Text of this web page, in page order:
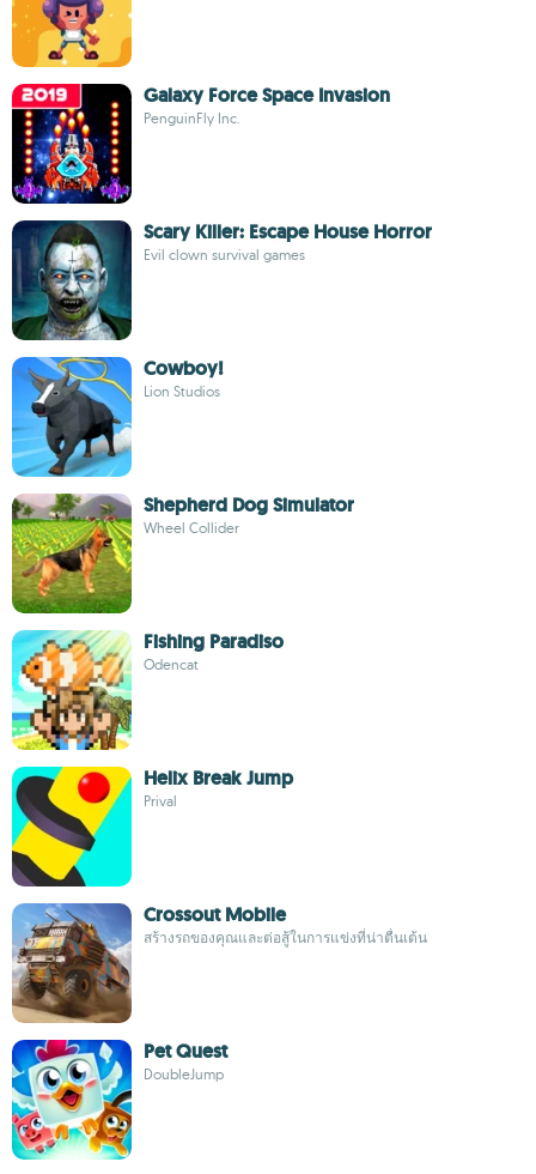
Galaxy Force Space Invasion
PenguinFly Inc.
Scary Killer: Escape House Horror
Evil clown survival games
Cowboy!
Lion Studios
Shepherd Dog Simulator
Wheel Collider
Fishing Paradiso
Odencat
Helix Break Jump
Prival
Crossout Mobile
สร้างรถของคุณและต่อสู้ในการแข่งที่น่าตื่นเต้น
Pet Quest
DoubleJump